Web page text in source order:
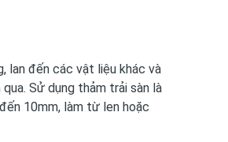
lan đến các vật liệu khác và
Sử dụng thảm trải sàn là
10mm, làm từ len hoặc